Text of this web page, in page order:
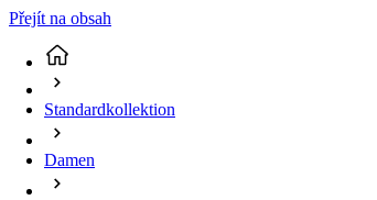
Přejít na obsah
Standardkollektion
Damen